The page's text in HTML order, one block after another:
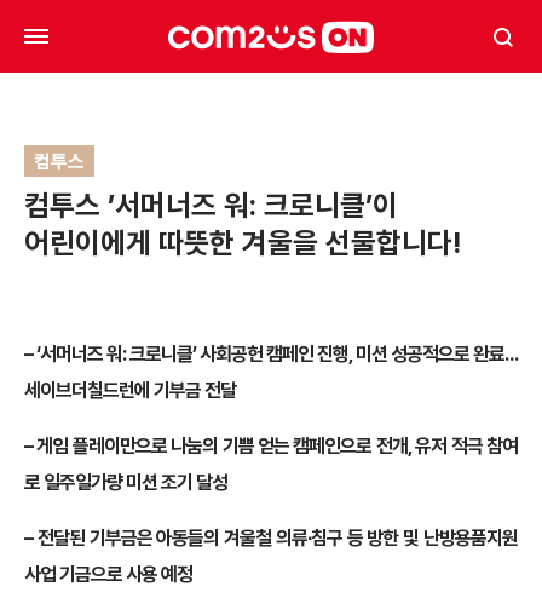
컴투스
컴투스 ’서머너즈 워: 크로니클’이
어린이에게 따뜻한 겨울을 선물합니다!
– ‘서머너즈 워: 크로니클’ 사회공헌 캠페인 진행, 미션 성공적으로 완료…
세이브더칠드런에 기부금 전달
– 게임 플레이만으로 나눔의 기쁨 얻는 캠페인으로 전개, 유저 적극 참여
로 일주일가량 미션 조기 달성
– 전달된 기부금은 아동들의 겨울철 의류∙침구 등 방한 및 난방용품지원
사업 기금으로 사용 예정